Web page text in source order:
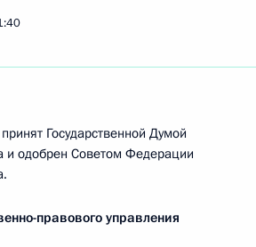
Государственной Думой
и одобрен Советом Федерации
правового управления